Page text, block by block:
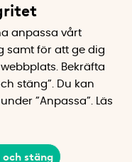
anpassa vårt
samt för att ge dig
Bekräfta
stäng”. Du kan
”Anpassa”.
Läs
och stäng